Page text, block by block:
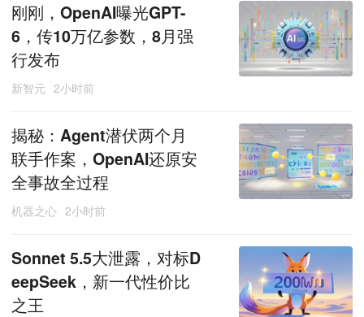
刚刚，OpenAI曝光GPT-
6，传10万亿参数，8月强
行发布
新智元 2小时前
揭秘：Agent潜伏两个月
联手作案，OpenAI还原安
全事故全过程
机器之心 2小时前
Sonnet 5.5大泄露，对标D
eepSeek，新一代性价比
之王